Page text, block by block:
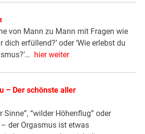
von Mann zu Mann mit Fragen wie
dich erfüllend?’ oder ‘Wie erlebst du
hier weiter
– Der schönste aller
Sinne”, “wilder Höhenflug” oder
– der Orgasmus ist etwas